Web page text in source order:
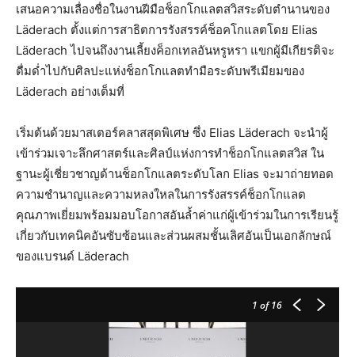
เสนอความเลื่องชื่อในงานฝีมือช็อกโกแลตสวิสระดับตำนานของ
Läderach ตั้งแต่การสาธิตการรังสรรค์ช็อคโกแลตโดย Elias
Läderach ไปจนถึงงานเลี้ยงค็อกเทลอันหรูหรา แขกผู้มีเกียรติจะ
ดื่มด่ำไปกับศิลปะแห่งช็อกโกแลตทำมือระดับพรีเมียมของ
Läderach อย่างเต็มที่
เริ่มต้นด้วยมาสเตอร์คลาสสุดพิเศษ ซึ่ง Elias Läderach จะนำผู้
เข้าร่วมเจาะลึกศาสตร์และศิลป์แห่งการทำช็อกโกแลตสวิส ใน
ฐานะผู้เชี่ยวชาญด้านช็อกโกแลตระดับโลก Elias จะมาถ่ายทอด
ความชำนาญและความหลงใหลในการรังสรรค์ช็อกโกแลต
คุณภาพเยี่ยมพร้อมมอบโอกาสอันล้ำค่าแก่ผู้เข้าร่วมในการเรียนรู้
เกี่ยวกับเทคนิคอันซับซ้อนและส่วนผสมชั้นเลิศอันเป็นเอกลักษณ์
ของแบรนด์ Läderach
1 of 16